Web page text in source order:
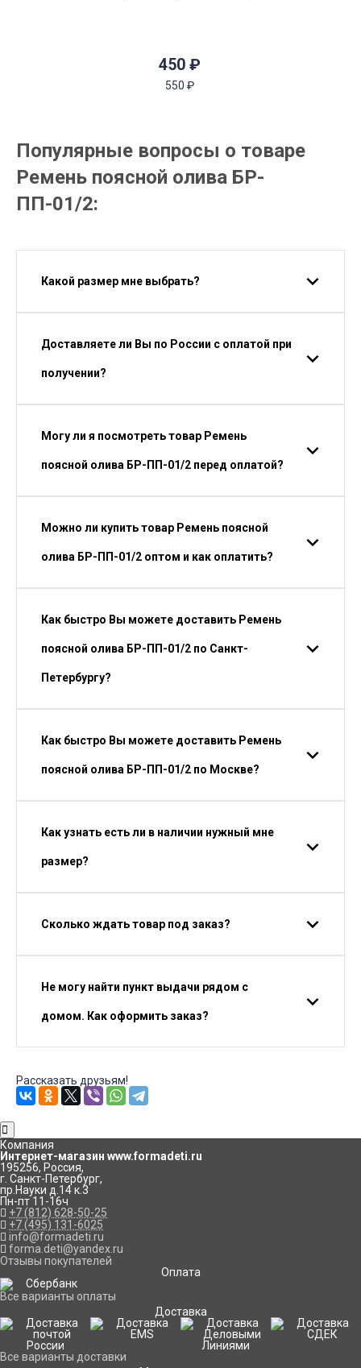
450 ₽
550 ₽
Популярные вопросы о товаре
Ремень поясной олива БР-
ПП-01/2:
Какой размер мне выбрать?
Доставляете ли Вы по России с оплатой при
получении?
Могу ли я посмотреть товар Ремень
поясной олива БР-ПП-01/2 перед оплатой?
Можно ли купить товар Ремень поясной
олива БР-ПП-01/2 оптом и как оплатить?
Как быстро Вы можете доставить Ремень
поясной олива БР-ПП-01/2 по Санкт-
Петербургу?
Как быстро Вы можете доставить Ремень
поясной олива БР-ПП-01/2 по Москве?
Как узнать есть ли в наличии нужный мне
размер?
Сколько ждать товар под заказ?
Не могу найти пункт выдачи рядом с
домом. Как оформить заказ?
Рассказать друзьям!
Компания
Интернет-магазин www.formadeti.ru
195256, Россия,
г. Санкт-Петербург,
пр.Науки д.14 к.3
Пн-пт 11-16ч
+7 (812) 628-50-25
+7 (495) 131-6025
info@formadeti.ru
forma.deti@yandex.ru
Отзывы покупателей
Оплата
Все варианты оплаты
Доставка
Все варианты доставки